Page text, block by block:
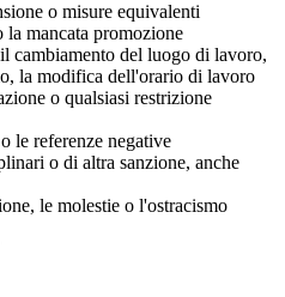
o misure equivalenti
la mancata promozione
cambiamento del luogo di lavoro,
la modifica dell'orario di lavoro
o qualsiasi restrizione
le referenze negative
o di altra sanzione, anche
le molestie o l'ostracismo